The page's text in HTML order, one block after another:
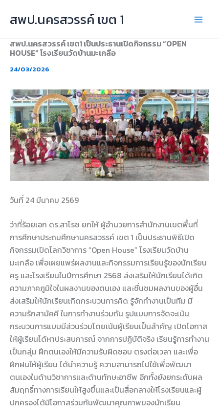
สพป.นครสวรรค์ เขต 1
สพป.นครสวรรค์ เขต1 เป็นประธานเปิดกิจกรรม “OPEN
HOUSE” โรงเรียนวัดบ้านมะเกลือ
24/03/2026
วันที่ 24 มีนาคม 2569
ว่าที่ร้อยเอก ดร.สาโรช ยกให้ ผู้อำนวยการสำนักงานเขตพื้นที่
การศึกษาประถมศึกษานครสวรรค์ เขต 1 เป็นประธานพิธีเปิด
กิจกรรมเปิดโลกวิชาการ “Open House” โรงเรียนวัดบ้าน
มะเกลือ เพื่อเผยแพร่ผลงานและกิจกรรมการเรียนรู้ของนักเรียน
ครู และโรงเรียนในปีการศึกษา 2568 ส่งเสริมให้นักเรียนได้เกิด
ความภาคภูมิใจในผลงานของตนเอง และชื่นชมผลงานของผู้อื่น
ส่งเสริมให้นักเรียนเกิดกระบวนการคิด รู้จักทำงานเป็นทีม มี
ความรักสามัคคี ในการทำงานร่วมกัน รูปแบบการจัดจะเน้น
กระบวนการแบบมีส่วนร่วมโดยเน้นผู้เรียนเป็นสำคัญ เปิดโอกาส
ให้ผู้เรียนได้หาประสบการณ์ จากการปฏิบัติจริง เรียนรู้การทำงาน
เป็นกลุ่ม ฝึกตนเองให้มีความรับผิดชอบ ตรงต่อเวลา และเพื่อ
ฝึกฝนให้ผู้เรียน ได้นำความรู้ ความสามารถไปใช้เพื่อพัฒนา
ตนเองในด้านวิชาการและด้านทักษะอาชีพ อีกทั้งยังยกระดับผล
สัมฤทธิ์ทางการเรียนให้สูงขึ้นและเป็นสื่อกลางให้โรงเรียนและผู้
ปกครองได้มีโอกาสร่วมกันพัฒนาคุณภาพของนักเรียน